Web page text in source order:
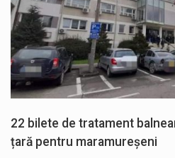
22 bilete de tratament
țară pentru maramureșeni